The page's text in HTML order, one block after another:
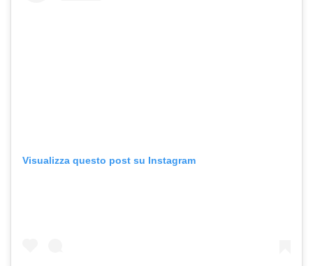
Visualizza questo post su Instagram